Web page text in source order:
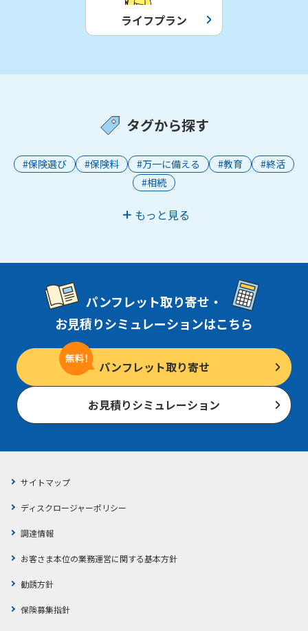
ライフプラン
タグから探す
#保険選び #保険料 #万一に備える #教育
#終活
#相続
もっと見る
パンフレット取り寄せ・
お見積りシミュレーションはこちら
パンフレット取り寄せ
お見積りシミュレーション
サイトマップ
ディスクロージャーポリシー
調達情報
お客さま本位の業務運営に関する基本方針
勧誘方針
保険募集指針